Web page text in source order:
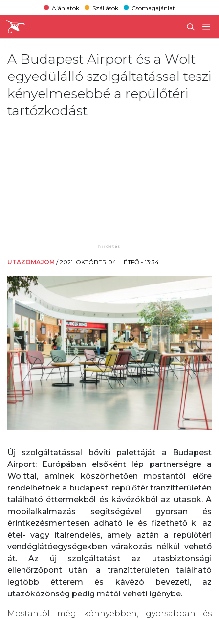
Ajánlatok Szállások Csomagajánlat
A Budapest Airport és a Wolt
egyedülálló szolgáltatással teszi
kényelmesebbé a repülőtéri
tartózkodást
UTAZOMAJOM /2021. OKTÓBER 04. HÉTFŐ - 13:34
Új szolgáltatással bővíti palettáját a Budapest
Airport: Európában elsőként lép partnerségre a
Wolttal, aminek köszönhetően mostantól előre
rendelhetnek a budapesti repülőtér tranzitterületén
található éttermekből és kávézókból az utasok. A
mobilalkalmazás segítségével gyorsan és
érintkezésmentesen adható le és fizethető ki az
étel- vagy italrendelés, amely aztán a repülőtéri
vendéglátóegységekben várakozás nélkül vehető
át. Az új szolgáltatást az utasbiztonsági
ellenőrzőpont után, a tranzitterületen található
legtöbb étterem és kávézó bevezeti, az
utazóközönség pedig mától veheti igénybe.
Mostantól még könnyebben, gyorsabban és